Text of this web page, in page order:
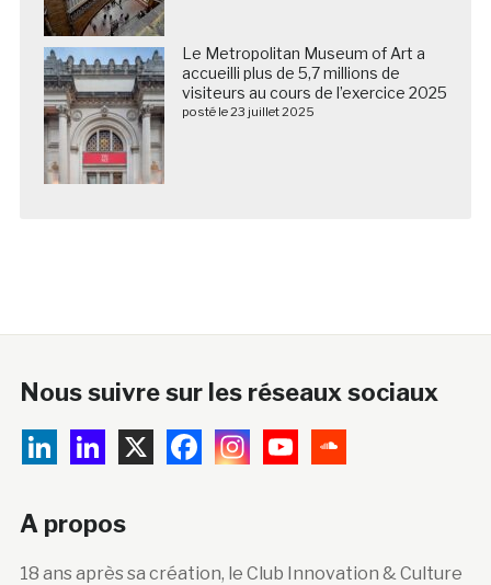
Le Metropolitan Museum of Art a
accueilli plus de 5,7 millions de
visiteurs au cours de l’exercice 2025
posté le 23 juillet 2025
Nous suivre sur les réseaux sociaux
A propos
18 ans après sa création, le Club Innovation & Culture